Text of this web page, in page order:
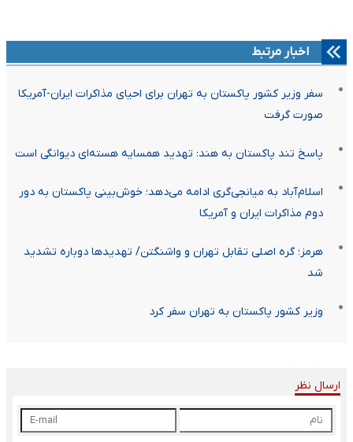
اخبار مرتبط
سفر وزیر کشور پاکستان به تهران برای احیای مذاکرات ایران-آمریکا
صورت گرفت
پاسخ تند پاکستان به هند: تهدید همسایه هسته‌ای دیوانگی است
اسلام‌آباد به میانجی‌گری ادامه می‌دهد؛ خوش‌بینی پاکستان به دور
دوم مذاکرات ایران و آمریکا
هرمز؛ گره اصلی تقابل تهران و واشنگتن/ تهدیدها دوباره تشدید
شد
وزیر کشور پاکستان به تهران سفر کرد
ارسال نظر